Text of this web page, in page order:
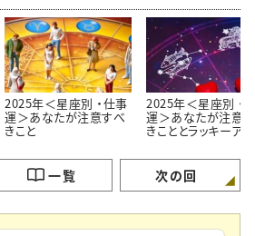
2025年＜星座別 ・仕事
運＞あなたが注意すべ
きこと
2025年＜星座別 ・
運＞あなたが注意
きこととラッキーア
ます！」
一覧 次の回